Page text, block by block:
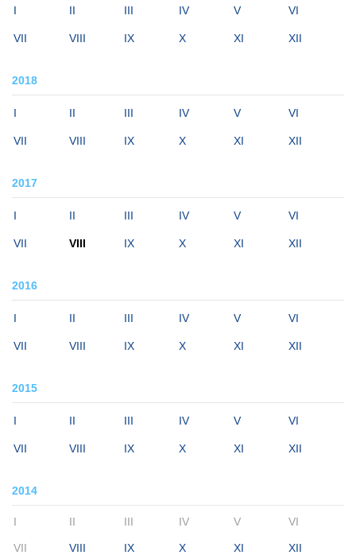
I II III IV V VI
VII VIII IX X XI XII
2018
I II III IV V VI
VII VIII IX X XI XII
2017
I II III IV V VI
VII VIII IX X XI XII
2016
I II III IV V VI
VII VIII IX X XI XII
2015
I II III IV V VI
VII VIII IX X XI XII
2014
I II III IV V VI
VII VIII IX X XI XII